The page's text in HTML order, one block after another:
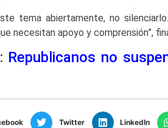
tema abiertamente, no
necesitan apoyo y comprensión”,
Republicanos no
Twitter LinkedIn